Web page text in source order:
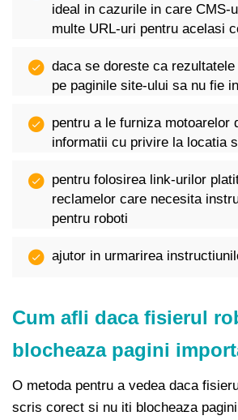
ideal in cazurile in care CMS-
multe URL-uri pentru acelasi
daca se doreste ca
pe paginile site-ului sa nu fie
pentru a le furniza motoarelor
informatii cu privire la locatia
pentru folosirea link-urilor
reclamelor care necesita
pentru roboti
ajutor in urmarirea
Cum afli daca fisierul
blocheaza pagini
O metoda pentru a vedea daca
scris corect si nu iti blocheaza